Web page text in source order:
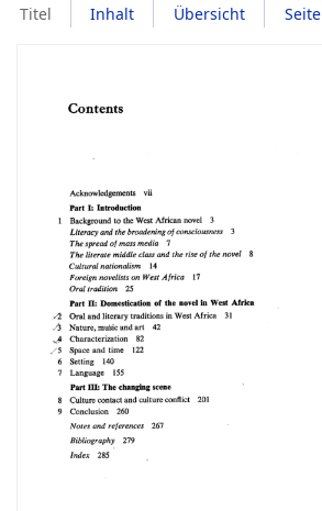
Titel Inhalt Übersicht Seite